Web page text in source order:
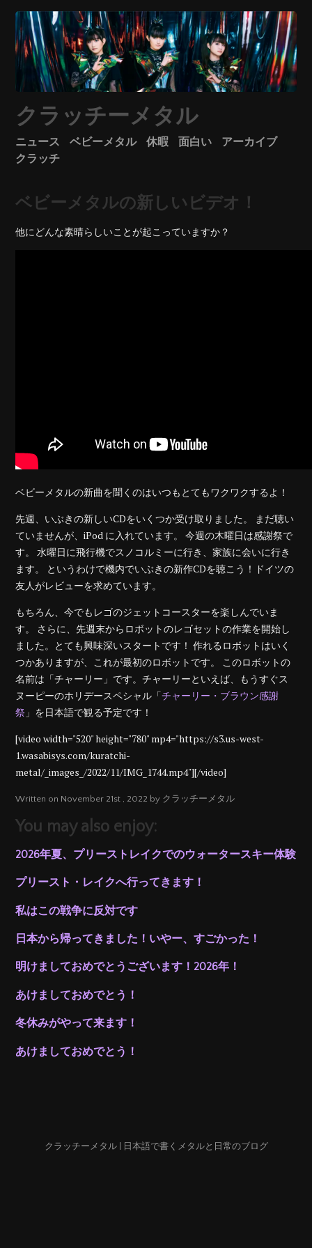
クラッチーメタル
ニュース ベビーメタル 休暇 面白い
アーカイブ
クラッチ
ベビーメタルの新しいビデオ！
他にどんな素晴らしいことが起こっていますか？
ベビーメタルの新曲を聞くのはいつもとてもワクワクするよ！
先週、いぶきの新しいCDをいくつか受け取りました。 まだ聴い
ていませんが、iPod に入れています。 今週の木曜日は感謝祭で
す。 水曜日に飛行機でスノコルミーに行き、家族に会いに行き
ます。 というわけで機内でいぶきの新作CDを聴こう！ドイツの
友人がレビューを求めています。
もちろん、今でもレゴのジェットコースターを楽しんでいま
す。 さらに、先週末からロボットのレゴセットの作業を開始し
ました。とても興味深いスタートです！ 作れるロボットはいく
つかありますが、これが最初のロボットです。 このロボットの
名前は「チャーリー」です。チャーリーといえば、もうすぐス
ヌーピーのホリデースペシャル「チャーリー・ブラウン感謝
祭 」を日本語で観る予定です！
[video width="520" height="780" mp4="https://s3.us-west-
1.wasabisys.com/kuratchi-
metal/_images_/2022/11/IMG_1744.mp4"][/video]
Written on November 21st , 2022 by クラッチーメタル
You may also enjoy:
2026年夏、プリーストレイクでのウォータースキー体験
プリースト・レイクへ行ってきます！
私はこの戦争に反対です
日本から帰ってきました！いやー、すごかった！
明けましておめでとうございます！2026年！
あけましておめでとう！
冬休みがやって来ます！
あけましておめでとう！
クラッチーメタル | 日本語で書くメタルと日常のブログ